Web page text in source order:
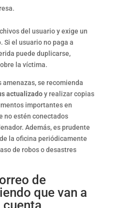
del usuario y exige un
Si el usuario no paga a
puede duplicarse,
la víctima.
se recomienda
actualizadoy realizar copias
importantes en
no estén conectados
Además, es prudente
la oficina periódicamente
de robos o desastres
de
que van a